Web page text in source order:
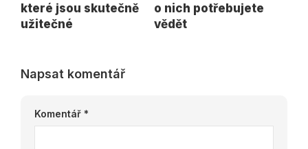
které jsou skutečně
užitečné
o nich potřebujete
vědět
Napsat komentář
Komentář *